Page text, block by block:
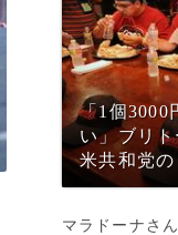
「1個3000
い」ブリ
米共和党
マラドーナさ